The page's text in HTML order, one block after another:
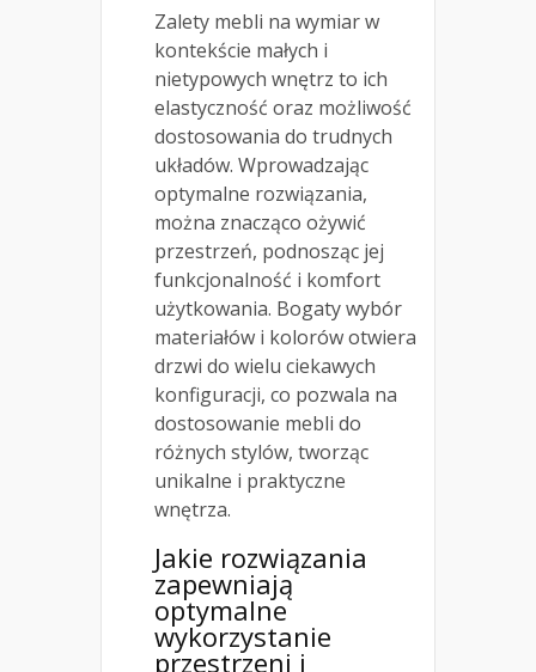
Zalety mebli na wymiar w
kontekście małych i
nietypowych wnętrz to ich
elastyczność oraz możliwość
dostosowania do trudnych
układów. Wprowadzając
optymalne rozwiązania,
można znacząco ożywić
przestrzeń, podnosząc jej
funkcjonalność i komfort
użytkowania. Bogaty wybór
materiałów i kolorów otwiera
drzwi do wielu ciekawych
konfiguracji, co pozwala na
dostosowanie mebli do
różnych stylów, tworząc
unikalne i praktyczne
wnętrza.
Jakie rozwiązania
zapewniają
optymalne
wykorzystanie
przestrzeni i